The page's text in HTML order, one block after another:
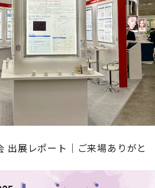
出展レポート｜ご来場ありがと